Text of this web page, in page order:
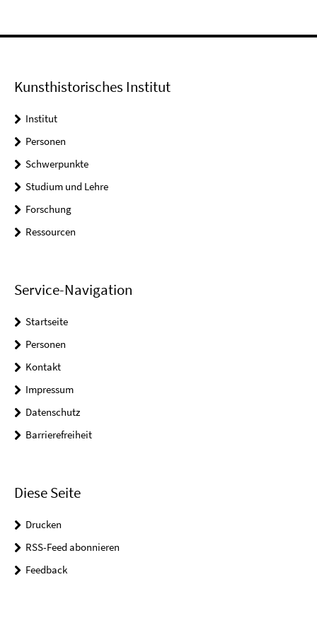
Kunsthistorisches Institut
Institut
Personen
Schwerpunkte
Studium und Lehre
Forschung
Ressourcen
Service-Navigation
Startseite
Personen
Kontakt
Impressum
Datenschutz
Barrierefreiheit
Diese Seite
Drucken
RSS-Feed abonnieren
Feedback